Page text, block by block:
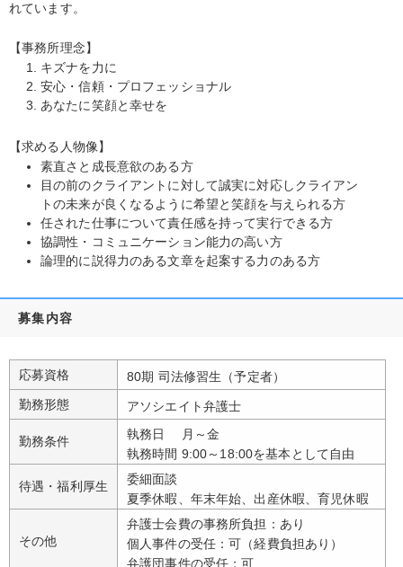
れています。
【事務所理念】
キズナを力に
安心・信頼・プロフェッショナル
あなたに笑顔と幸せを
【求める人物像】
素直さと成長意欲のある方
目の前のクライアントに対して誠実に対応しクライアン
トの未来が良くなるように希望と笑顔を与えられる方
任された仕事について責任感を持って実行できる方
協調性・コミュニケーション能力の高い方
論理的に説得力のある文章を起案する力のある方
募集内容
応募資格
80期 司法修習生（予定者）
勤務形態
アソシエイト弁護士
勤務条件
執務日 月～金
執務時間 9:00～18:00を基本として自由
待遇・福利厚生
委細面談
夏季休暇、年末年始、出産休暇、育児休暇
その他
弁護士会費の事務所負担：あり
個人事件の受任：可（経費負担あり）
弁護団事件の受任：可